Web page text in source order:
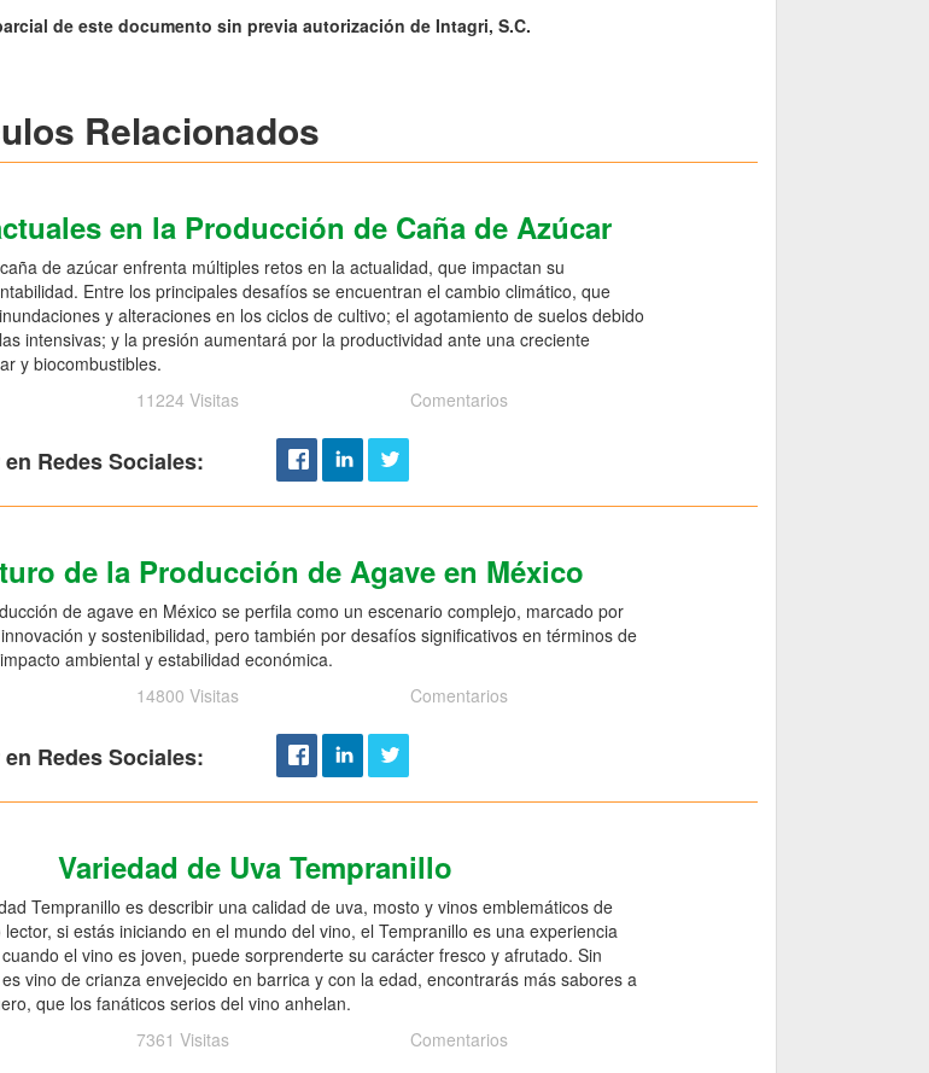
de este documento sin previa autorización de Intagri, S.C.
Relacionados
en la Producción de Caña de Azúcar
de azúcar enfrenta múltiples retos en la actualidad, que impactan su
Entre los principales desafíos se encuentran el cambio climático, que
y alteraciones en los ciclos de cultivo; el agotamiento de suelos debido
intensivas; y la presión aumentará por la productividad ante una creciente
y biocombustibles.
11224 Visitas Comentarios
Redes Sociales:
de la Producción de Agave en México
de agave en México se perfila como un escenario complejo, marcado por
y sostenibilidad, pero también por desafíos significativos en términos de
ambiental y estabilidad económica.
14800 Visitas Comentarios
Redes Sociales:
Variedad de Uva Tempranillo
Tempranillo es describir una calidad de uva, mosto y vinos emblemáticos de
lector, si estás iniciando en el mundo del vino, el Tempranillo es una experiencia
el vino es joven, puede sorprenderte su carácter fresco y afrutado. Sin
vino de crianza envejecido en barrica y con la edad, encontrarás más sabores a
que los fanáticos serios del vino anhelan.
7361 Visitas Comentarios